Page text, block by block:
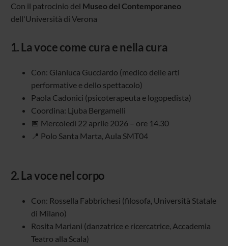
Con il patrocinio del Museo del Contemporaneo
dell'Università di Verona
1. La voce come cura e nella cura
Con: Gianluca Gucciardo (medico delle arti
performative e dello spettacolo)
Paola Cadonici (psicoterapeuta e logopedista)
Coordina: Ljuba Bergamelli
📅 Mercoledì 22 aprile 2026 – ore 14.30
📍 Polo Santa Marta, Aula SMT04
2. La voce nel corpo
Con: Rossella Fabbrichesi (filosofa, Università Statale
di Milano)
Rosita Mariani (danzatrice e ricercatrice, Accademia
Teatro alla Scala)